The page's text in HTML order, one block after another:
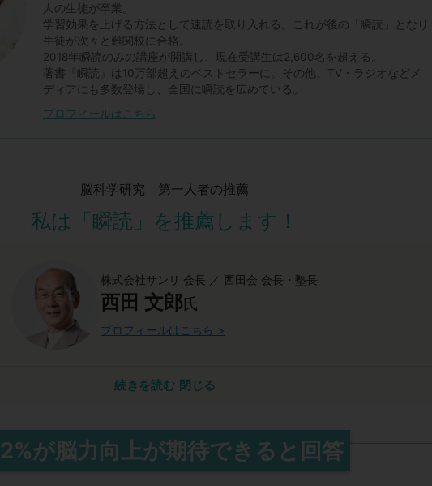
人の生徒が卒業。
学習効果を上げる方法として速読を取り入れる。これが後の「瞬読」となり
生徒が次々と難関校に合格。
2018年瞬読のみの講座が開講し、現在受講生は2,600名を超える。
著書『瞬読』は10万部超えのベストセラーに。その他、TV・ラジオなどメ
ディアにも多数登場し、全国に瞬読を広めている。
プロフィールはこちら
脳科学研究 第一人者の推薦
私は「瞬読」を推薦します！
株式会社サンリ 会長 ／ 西田会 会長・塾長
西田 文郎氏
プロフィールはこちら >
力開発において計り知れない恩恵をもたらすでしょう
・思考力・コミュニケーション力・共感力といった能力開発領域の力であり、
各業界のリーダーになります。瞬読トレーニングは速読だけでなく、これらの
続きを読む 閉じる
が脳力向上が期待できると回答